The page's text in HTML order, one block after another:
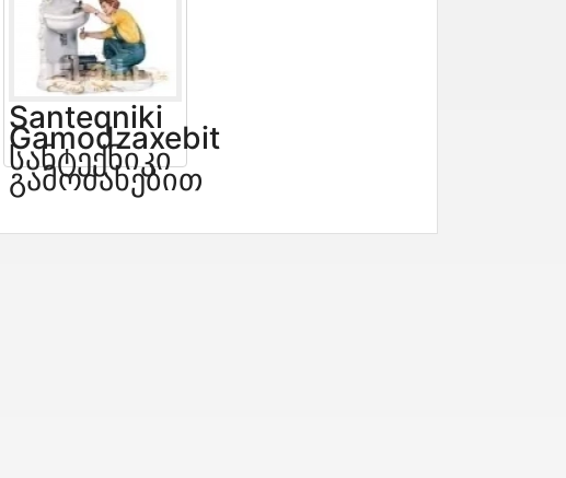
Santeqniki
Gamodzaxebit
Სანტექნიკი
Გამოძახებით